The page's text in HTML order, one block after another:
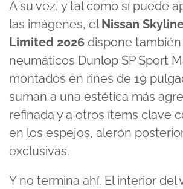
A su vez, y tal como sí puede
las imágenes, elNissan
Limited 2026 dispone
neumáticos Dunlop SP Sport
montados en rines de 19
suman a una estética más
refinada y a otros ítems clave
en los espejos, alerón
exclusivas.
Y no termina ahí. El interior del